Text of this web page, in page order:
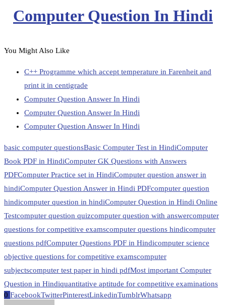
Computer Question In Hindi
You Might Also Like
C++ Programme which accept temperature in Farenheit and
print it in centigrade
Computer Question Answer In Hindi
Computer Question Answer In Hindi
Computer Question Answer In Hindi
basic computer questionsBasic Computer Test in HindiComputer
Book PDF in HindiComputer GK Questions with Answers
PDFComputer Practice set in HindiComputer question answer in
hindiComputer Question Answer in Hindi PDFcomputer question
hindicomputer question in hindiComputer Question in Hindi Online
Testcomputer question quizcomputer question with answercomputer
questions for competitive examscomputer questions hindicomputer
questions pdfComputer Questions PDF in Hindicomputer science
objective questions for competitive examscomputer
subjectscomputer test paper in hindi pdfMost important Computer
Question in Hindiquantitative aptitude for competitive examinations
0 FacebookTwitterPinterestLinkedinTumblrWhatsapp